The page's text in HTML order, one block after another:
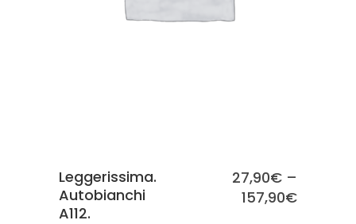
Leggerissima.
Autobianchi
A112.
27,90€ –
157,90€